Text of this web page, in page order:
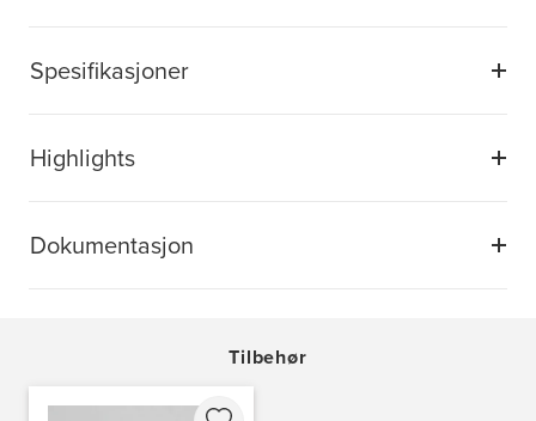
Spesifikasjoner
Highlights
Dokumentasjon
Tilbehør